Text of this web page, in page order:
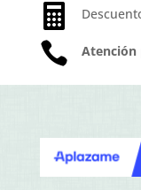

 Atención